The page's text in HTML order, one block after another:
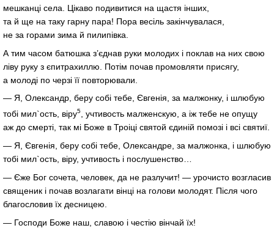
мешканці села. Цікаво подивитися на щастя інших,
та й ще на таку гарну пара! Пора весіль закінчувалася,
не за горами зима й пилипівка.
А тим часом батюшка з’єднав руки молодих і поклав на них свою
ліву руку з єпитрахиллю. Потім почав промовляти присягу,
а молоді по черзі її повторювали.
— Я, Олександр, беру собі тебе, Євгенія, за малжонку, і шлюбую
тобі мил`ость, віру5
, учтивость малженскую, а іж тебе не опущу
аж до смерті, так мі Боже в Троіці святой єдиній помозі і всі святиї.
— Я, Євгенія, беру собі тебе, Олександре, за малжонка, і шлюбую
тобі мил`ость, віру, учтивость і послушенство…
— Єже Бог сочета, человек, да не разлучит! — урочисто возгласив
священик і почав возлагати вінці на голови молодят. Після чого
благословив їх десницею.
— Господи Боже наш, славою і честію вінчай їх!